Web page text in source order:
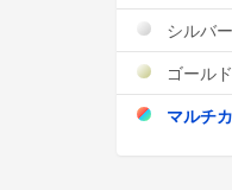
シルバ
ゴール
マルチ